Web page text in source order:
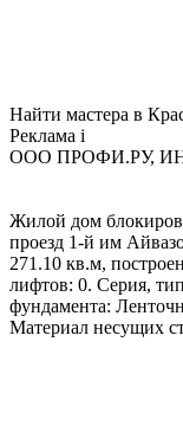
Найти мастера в
Реклама i
ООО ПРОФИ.РУ, ИНН
Жилой дом
проезд 1-й им
271.10 кв.м,
лифтов: 0. Серия,
фундамента:
Материал несущих